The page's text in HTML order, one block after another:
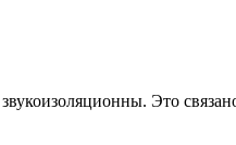
Это